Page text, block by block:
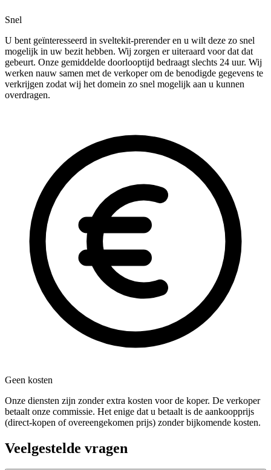
Snel
U bent geïnteresseerd in sveltekit-prerender en u wilt deze zo snel
mogelijk in uw bezit hebben. Wij zorgen er uiteraard voor dat dat
gebeurt. Onze gemiddelde doorlooptijd bedraagt slechts 24 uur. Wij
werken nauw samen met de verkoper om de benodigde gegevens te
verkrijgen zodat wij het domein zo snel mogelijk aan u kunnen
overdragen.
Geen kosten
Onze diensten zijn zonder extra kosten voor de koper. De verkoper
betaalt onze commissie. Het enige dat u betaalt is de aankoopprijs
(direct-kopen of overeengekomen prijs) zonder bijkomende kosten.
Veelgestelde vragen